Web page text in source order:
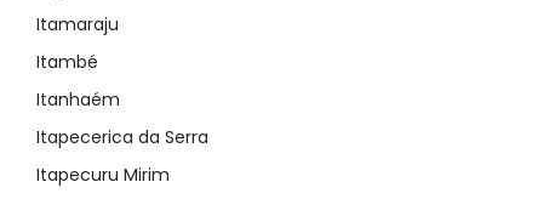
Itamaraju
Itambé
Itanhaém
Itapecerica da Serra
Itapecuru Mirim